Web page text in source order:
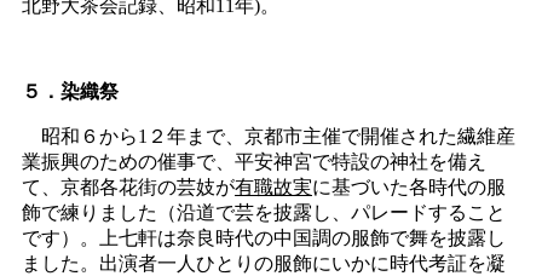
北野大茶会記録、昭和11年)。
５．染織祭
昭和６から1２年まで、京都市主催で開催された繊維産
業振興のための催事で、平安神宮で特設の神社を備え
て、京都各花街の芸妓が有職故実に基づいた各時代の服
飾で練りました（沿道で芸を披露し、パレードすること
です）。上七軒は奈良時代の中国調の服飾で舞を披露し
ました。出演者一人ひとりの服飾にいかに時代考証を凝